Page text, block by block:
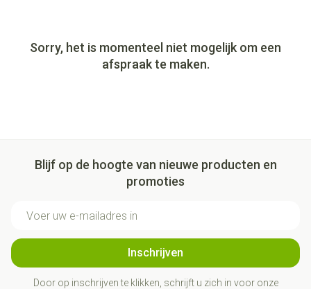
Sorry, het is momenteel niet mogelijk om een
afspraak te maken.
Blijf op de hoogte van nieuwe producten en
promoties
Inschrijven
Door op inschrijven te klikken, schrijft u zich in voor onze